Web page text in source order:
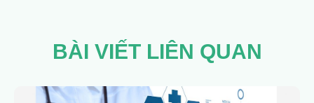
BÀI VIẾT LIÊN QUAN